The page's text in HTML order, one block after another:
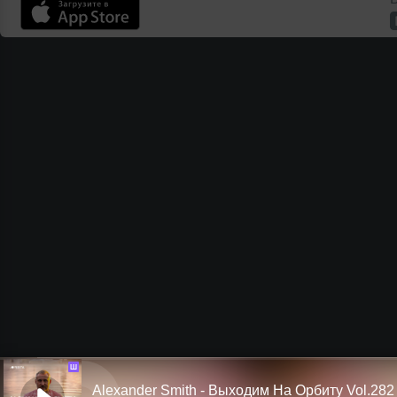
Ш
Alexander Smith - Выходим На Орбиту Vol.282